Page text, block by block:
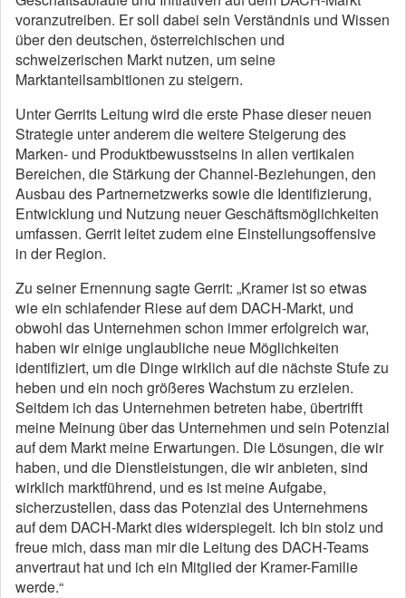
voranzutreiben. Er soll dabei sein Verständnis und Wissen
über den deutschen, österreichischen und
schweizerischen Markt nutzen, um seine
Marktanteilsambitionen zu steigern.
Unter Gerrits Leitung wird die erste Phase dieser neuen
Strategie unter anderem die weitere Steigerung des
Marken- und Produktbewusstseins in allen vertikalen
Bereichen, die Stärkung der Channel-Beziehungen, den
Ausbau des Partnernetzwerks sowie die Identifizierung,
Entwicklung und Nutzung neuer Geschäftsmöglichkeiten
umfassen. Gerrit leitet zudem eine Einstellungsoffensive
in der Region.
Zu seiner Ernennung sagte Gerrit: „Kramer ist so etwas
wie ein schlafender Riese auf dem DACH-Markt, und
obwohl das Unternehmen schon immer erfolgreich war,
haben wir einige unglaubliche neue Möglichkeiten
identifiziert, um die Dinge wirklich auf die nächste Stufe zu
heben und ein noch größeres Wachstum zu erzielen.
Seitdem ich das Unternehmen betreten habe, übertrifft
meine Meinung über das Unternehmen und sein Potenzial
auf dem Markt meine Erwartungen. Die Lösungen, die wir
haben, und die Dienstleistungen, die wir anbieten, sind
wirklich marktführend, und es ist meine Aufgabe,
sicherzustellen, dass das Potenzial des Unternehmens
auf dem DACH-Markt dies widerspiegelt. Ich bin stolz und
freue mich, dass man mir die Leitung des DACH-Teams
anvertraut hat und ich ein Mitglied der Kramer-Familie
werde.“